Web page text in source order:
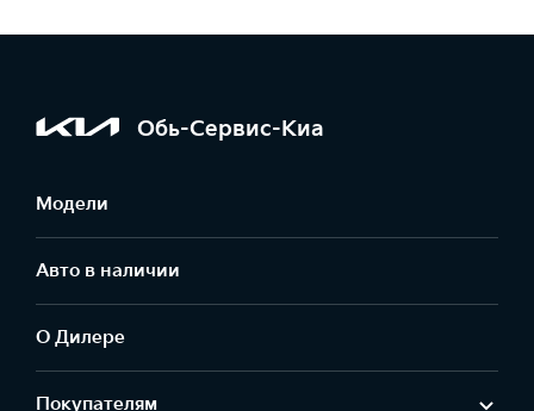
Обь-Сервис-Киа
Модели
Авто в наличии
О Дилере
Покупателям